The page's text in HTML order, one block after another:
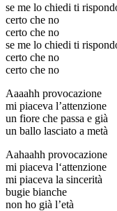
se me lo chiedi ti
certo che no
certo che no
se me lo chiedi ti
certo che no
certo che no
Aaaahh provocazione
mi piaceva l’attenzione
un fiore che passa e già
un ballo lasciato a metà
Aahaahh provocazione
mi piaceva l‘attenzione
mi piaceva la sincerità
bugie bianche
non ho già l’età